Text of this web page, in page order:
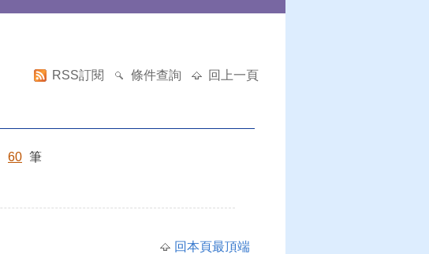
RSS訂閱 條件查詢 回上一頁
60 筆
回本頁最頂端